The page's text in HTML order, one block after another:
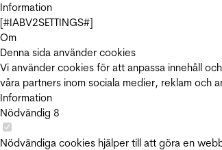
Information
[#IABV2SETTINGS#]
Om
Denna sida använder cookies
Vi använder cookies för att anpassa innehåll
våra partners inom sociala medier, reklam och
Information
Nödvändig 8
Nödvändiga cookies hjälper till att göra en